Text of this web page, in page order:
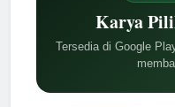
Karya
Tersedia di Google